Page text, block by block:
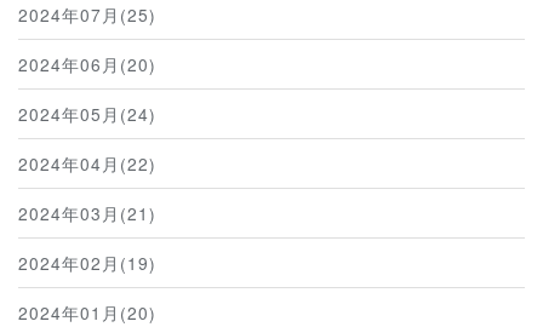
2024年07月(25)
2024年06月(20)
2024年05月(24)
2024年04月(22)
2024年03月(21)
2024年02月(19)
2024年01月(20)